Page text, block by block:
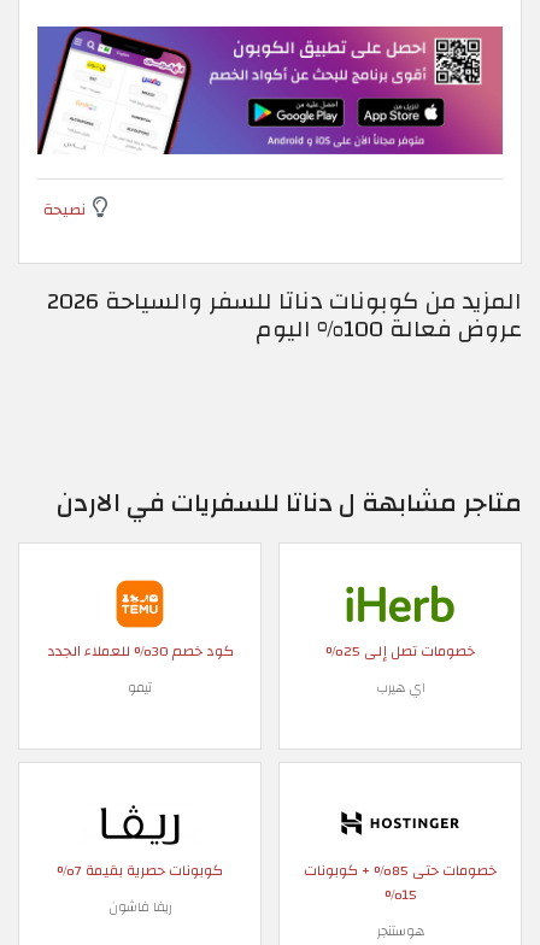
نصيحة
المزيد من كوبونات دناتا للسفر والسياحة 2026
عروض فعالة 100% اليوم
متاجر مشابهة ل دناتا للسفريات في الاردن
خصومات تصل إلى 25%
اي هيرب
كود خصم 30% للعملاء الجدد
تيمو
خصومات حتى 85% + كوبونات
15%
هوستنجر
كوبونات حصرية بقيمة 7%
ريفا فاشون